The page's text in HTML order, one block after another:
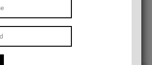
Phenomenological